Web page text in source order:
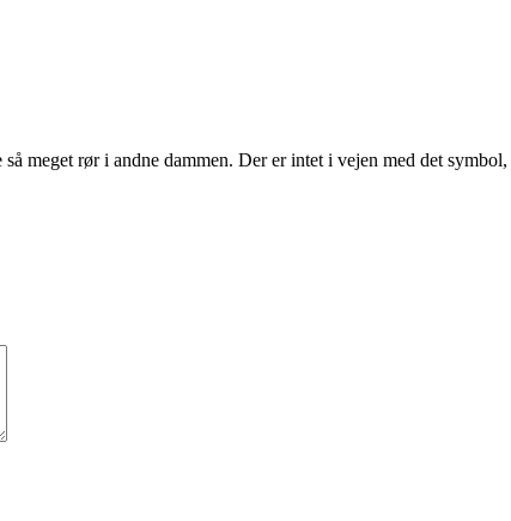
meget rør i andne dammen. Der er intet i vejen med det